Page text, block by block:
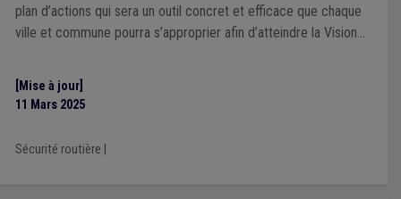
plan d’actions qui sera un outil concret et efficace que chaque
ville et commune pourra s’approprier afin d’atteindre la Vision
[Mise à jour]
11 Mars 2025
Sécurité routière